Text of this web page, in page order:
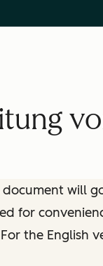
document will
for
the English